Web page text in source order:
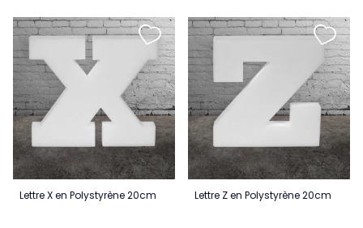
Lettre X en Polystyrène 20cm Lettre Z en Polystyrène 20cm